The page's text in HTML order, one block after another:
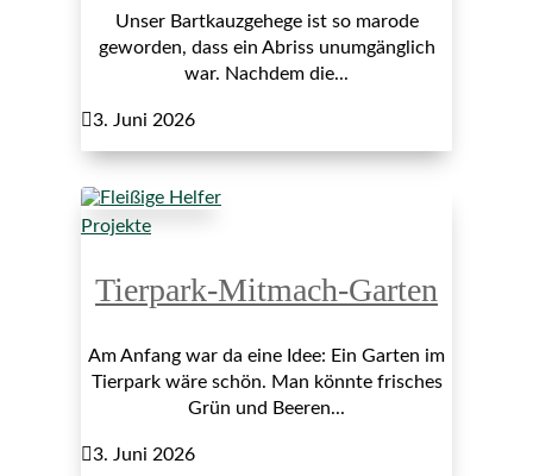
Unser Bartkauzgehege ist so marode
geworden, dass ein Abriss unumgänglich
war. Nachdem die...
3. Juni 2026
Projekte
Tierpark-Mitmach-Garten
Am Anfang war da eine Idee: Ein Garten im
Tierpark wäre schön. Man könnte frisches
Grün und Beeren...
3. Juni 2026